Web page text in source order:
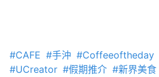
#CAFE #手沖 #Coffeeoftheday
#UCreator #假期推介 #新界美食